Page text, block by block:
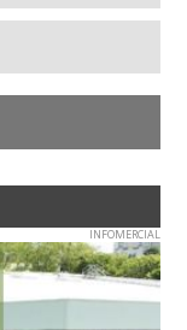
INFOMERCIAL